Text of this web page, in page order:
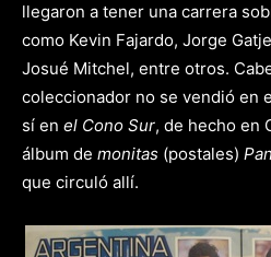
llegaron a tener una carrera
como Kevin Fajardo, Jorge
Josué Mitchel, entre otros.
coleccionador no se vendió en
sí en el Cono Sur, de hecho en
álbum de monitas (postales)
que circuló allí.